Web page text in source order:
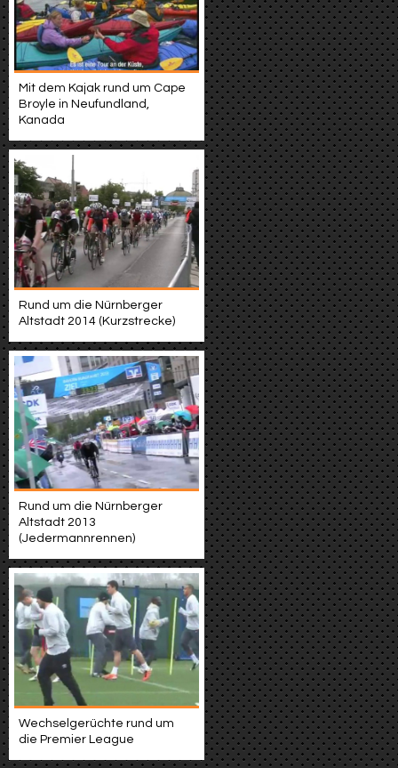
Mit dem Kajak rund um Cape
Broyle in Neufundland,
Kanada
Rund um die Nürnberger
Altstadt 2014 (Kurzstrecke)
Rund um die Nürnberger
Altstadt 2013
(Jedermannrennen)
Wechselgerüchte rund um
die Premier League